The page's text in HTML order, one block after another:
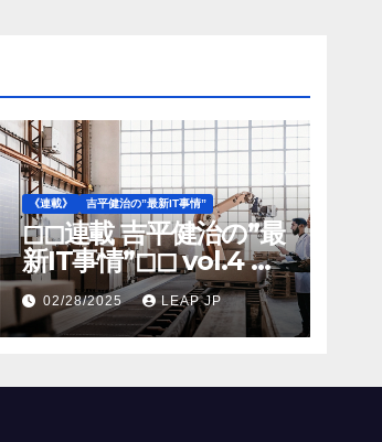
《連載》 吉平健治の”最新IT事情”
◻︎◻︎連載 吉平健治の”最
新IT事情”◻︎◻︎ vol.4 AI
導入が変革を加速する
米国製造業の最前線
02/28/2025 LEAP JP